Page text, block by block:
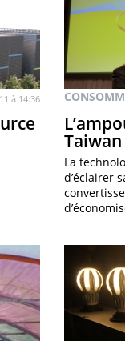
à 14:36
Taiwan
La
d’éclairer